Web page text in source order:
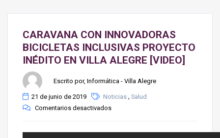
SALUD
TURISMO
CARAVANA CON INNOVADORAS
BICICLETAS INCLUSIVAS PROYECTO
INÉDITO EN VILLA ALEGRE [VIDEO]
Escrito por, Informática - Villa Alegre
21 de junio de 2019 Noticias , Salud
Comentarios desactivados